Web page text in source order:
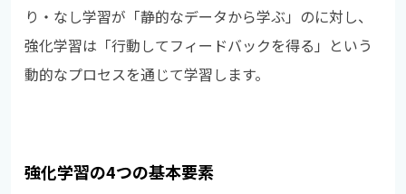
り・なし学習が「静的なデータから学ぶ」のに対し、
強化学習は「行動してフィードバックを得る」という
動的なプロセスを通じて学習します。
強化学習の4つの基本要素